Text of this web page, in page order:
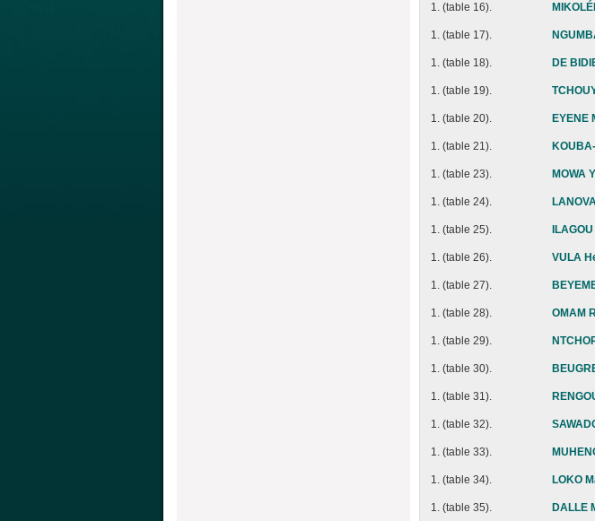
1. (table 16).
1. (table 17).
1. (table 18). DE
1. (table 19).
1. (table 20). EYENE
1. (table 21).
1. (table 23). MOWA
1. (table 24).
1. (table 25).
1. (table 26). VULA
1. (table 27).
1. (table 28). OMAM
1. (table 29).
1. (table 30).
1. (table 31).
1. (table 32).
1. (table 33).
1. (table 34). LOKO
1. (table 35). DALLE